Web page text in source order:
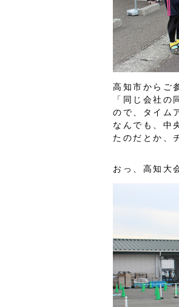
高知市からご
「同じ会社
ので、タイム
なんでも、中
たのだとか、
おっ、高知大